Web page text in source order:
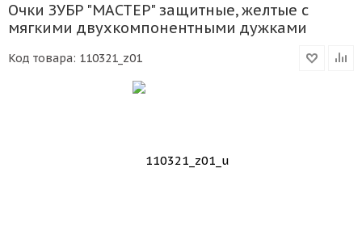
Очки ЗУБР "МАСТЕР" защитные, желтые с
мягкими двухкомпонентными дужками
Код товара: 110321_z01